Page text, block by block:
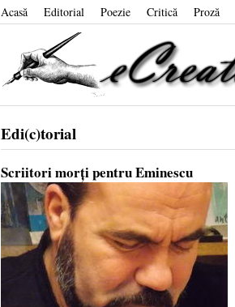
Acasă Editorial Poezie Critică Proză
Edi(c)torial
Scriitori morți pentru Eminescu